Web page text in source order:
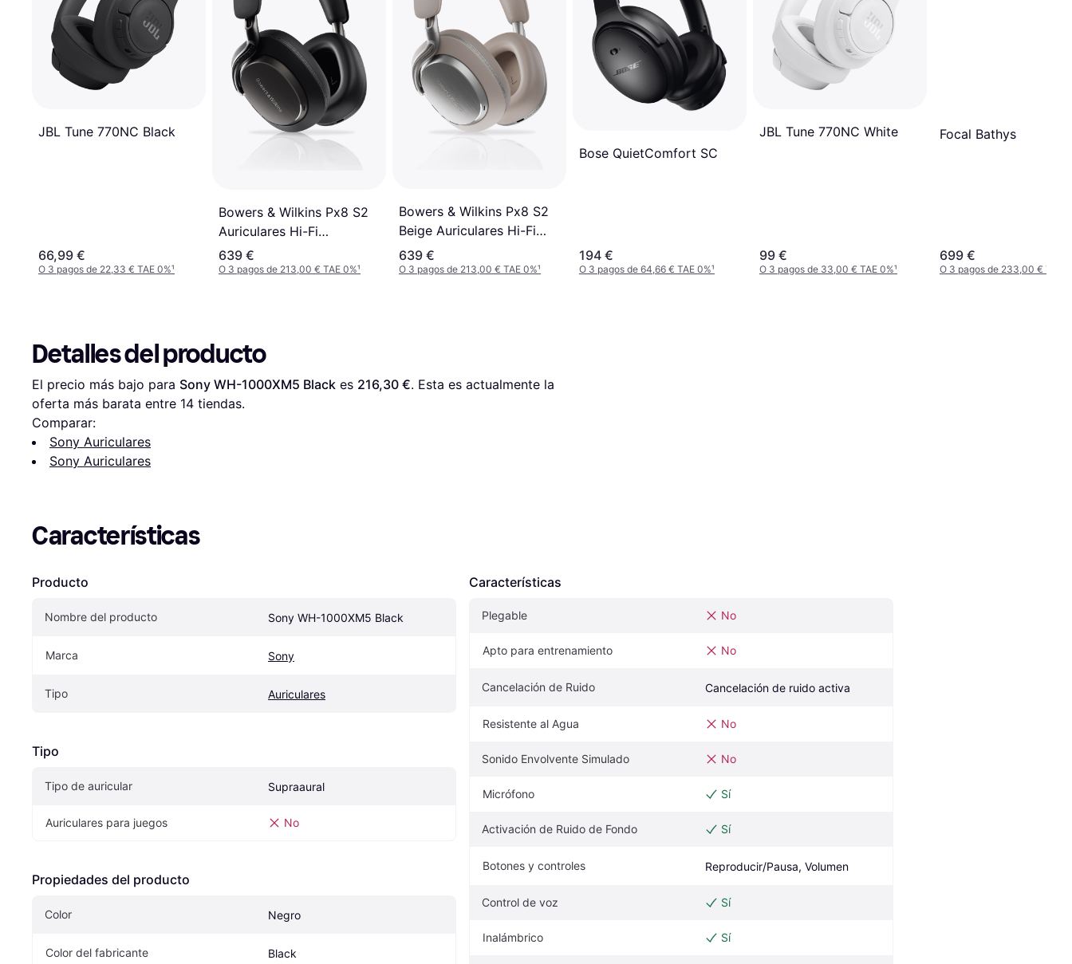
JBL Tune 770NC Black
66,99 €
O 3 pagos de 22,33 € TAE 0%¹
Bowers & Wilkins Px8 S2
Auriculares Hi-Fi
Audífonos
639 €
O 3 pagos de 213,00 € TAE 0%¹
Bowers & Wilkins Px8 S2
Beige Auriculares Hi-Fi
Audífonos
639 €
O 3 pagos de 213,00 € TAE 0%¹
Bose QuietComfort SC
194 €
O 3 pagos de 64,66 € TAE 0%¹
JBL Tune 770NC White
99 €
O 3 pagos de 33,00 € TAE 0%¹
Focal Bathys
699 €
O 3 pagos de 233,00 € TAE
Detalles del producto
El precio más bajo para Sony WH-1000XM5 Black es 216,30 €. Esta es actualmente la
oferta más barata entre 14 tiendas.
Comparar:
Sony Auriculares
Sony Auriculares
Características
Producto
Nombre del producto Sony WH-1000XM5 Black
Marca Sony
Tipo Auriculares
Tipo
Tipo de auricular Supraaural
Auriculares para juegos No
Propiedades del producto
Color Negro
Color del fabricante Black
Características
Plegable No
Apto para entrenamiento No
Cancelación de Ruido Cancelación de ruido activa
Resistente al Agua No
Sonido Envolvente Simulado No
Micrófono Sí
Activación de Ruido de Fondo Sí
Botones y controles Reproducir/Pausa, Volumen
Control de voz Sí
Inalámbrico Sí